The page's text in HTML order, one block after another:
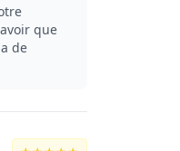
que
de